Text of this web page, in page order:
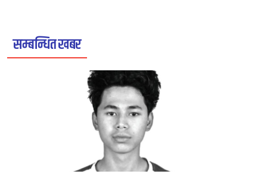
सम्बन्धित खबर